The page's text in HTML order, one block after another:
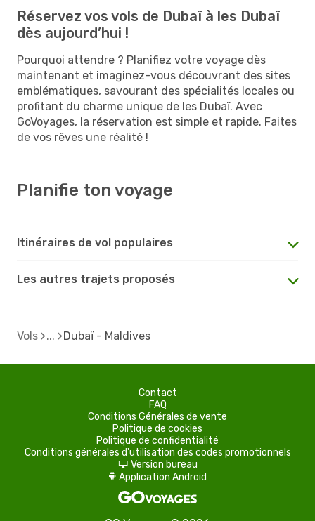
Réservez vos vols de Dubaï à les Dubaï
dès aujourd’hui !
Pourquoi attendre ? Planifiez votre voyage dès
maintenant et imaginez-vous découvrant des sites
emblématiques, savourant des spécialités locales ou
profitant du charme unique de les Dubaï. Avec
GoVoyages, la réservation est simple et rapide. Faites
de vos rêves une réalité !
Planifie ton voyage
Itinéraires de vol populaires
Les autres trajets proposés
Vols Dubaï - Maldives
Contact
FAQ
Conditions Générales de vente
Politique de cookies
Politique de confidentialité
Conditions générales d'utilisation des codes promotionnels
d Version bureau
A Application Android